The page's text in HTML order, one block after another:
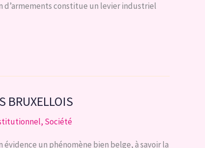
d’armements constitue un levier industriel
BRUXELLOIS
, Société
évidence un phénomène bien belge, à savoir la